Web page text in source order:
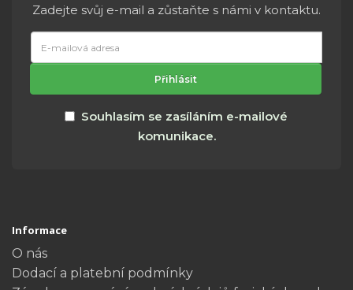
Zadejte svůj e-mail a zůstaňte s námi v kontaktu.
mailová
adresa
Přihlásit
Souhlasím se zasíláním e-mailové
komunikace.
Informace
O nás
Dodací a platební podmínky